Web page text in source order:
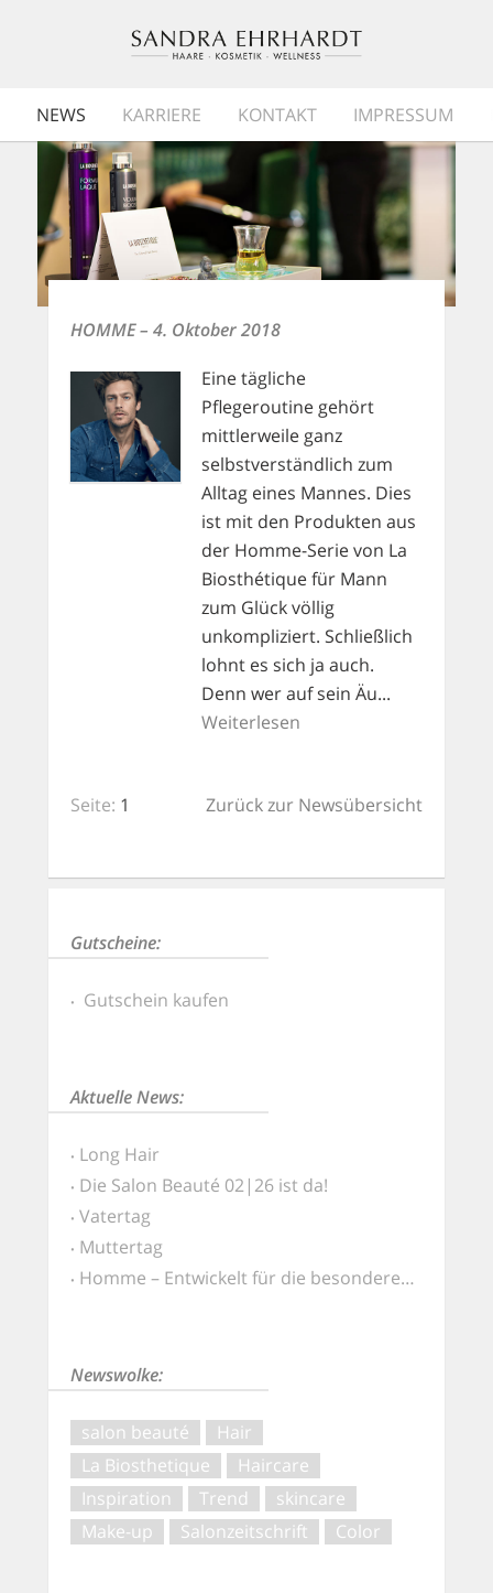
NEWS KARRIERE KONTAKT IMPRESSUM
HOMME– 4. Oktober 2018
Eine tägliche
Pflegeroutine gehört
mittlerweile ganz
selbstverständlich zum
Alltag eines Mannes. Dies
ist mit den Produkten aus
der Homme-Serie von La
Biosthétique für Mann
zum Glück völlig
unkompliziert. Schließlich
lohnt es sich ja auch.
Denn wer auf sein Äu...
Weiterlesen
Seite: 1 Zurück zur Newsübersicht
Gutscheine:
Gutschein kaufen
Aktuelle News:
Long Hair
Die Salon Beauté 02|26 ist da!
Vatertag
Muttertag
Homme – Entwickelt für die besonderen Ansprüche von Männerhaut und -haar
Newswolke:
salon beauté
Hair
La Biosthetique
Haircare
Inspiration
Trend
skincare
Make-up
Salonzeitschrift Color